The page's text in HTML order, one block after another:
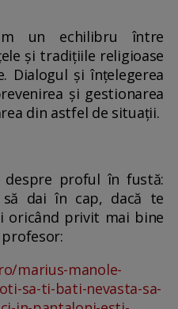
un echilibru între
și tradițiile religioase
Dialogul și înțelegerea
și gestionarea
din astfel de situații.
despre proful în fustă:
dai în cap, dacă te
oricând privit mai bine
marius-manole-
sa-ti-bati-nevasta-sa-